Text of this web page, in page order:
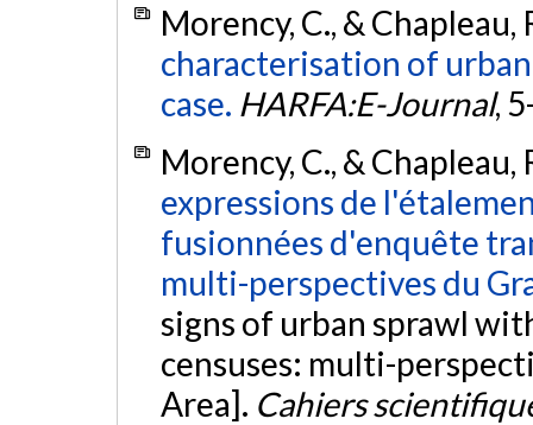
Morency, C., & Chapleau,
characterisation of
case. HARFA:E-Journal,
Morency, C., & Chapleau,
expressions de
fusionnées d'enquête
multi-perspectives du
signs of urban sprawl
censuses: multi-
Area]. Cahiers